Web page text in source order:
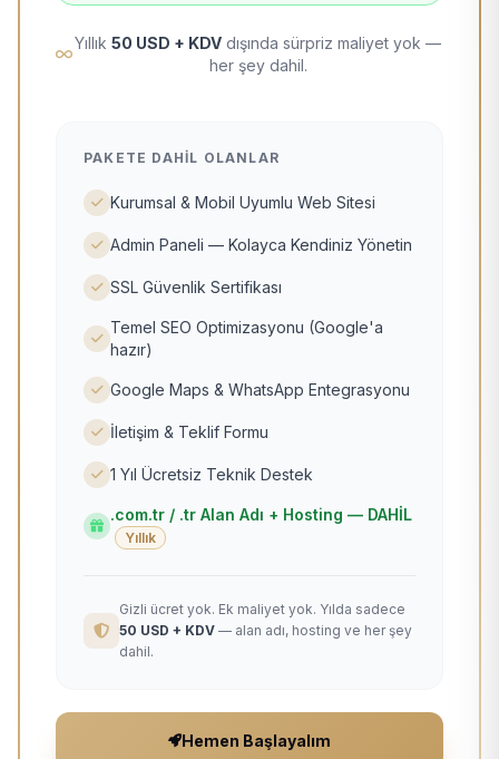
Yıllık 50 USD + KDV dışında sürpriz maliyet yok —
her şey dahil.
PAKETE DAHIL OLANLAR
Kurumsal & Mobil Uyumlu Web Sitesi
Admin Paneli — Kolayca Kendiniz Yönetin
SSL Güvenlik Sertifikası
Temel SEO Optimizasyonu (Google'a
hazır)
Google Maps & WhatsApp Entegrasyonu
İletişim & Teklif Formu
1 Yıl Ücretsiz Teknik Destek
.com.tr / .tr Alan Adı + Hosting — DAHİL
Yıllık
Gizli ücret yok. Ek maliyet yok. Yılda sadece
50 USD + KDV — alan adı, hosting ve her şey
dahil.
Hemen Başlayalım